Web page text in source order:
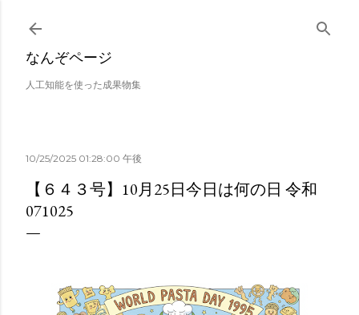
スキップしてメイン コンテンツに移動
なんぞページ
人工知能を使った成果物集
10/25/2025 01:28:00 午後
【６４３号】10月25日今日は何の日 令和
071025